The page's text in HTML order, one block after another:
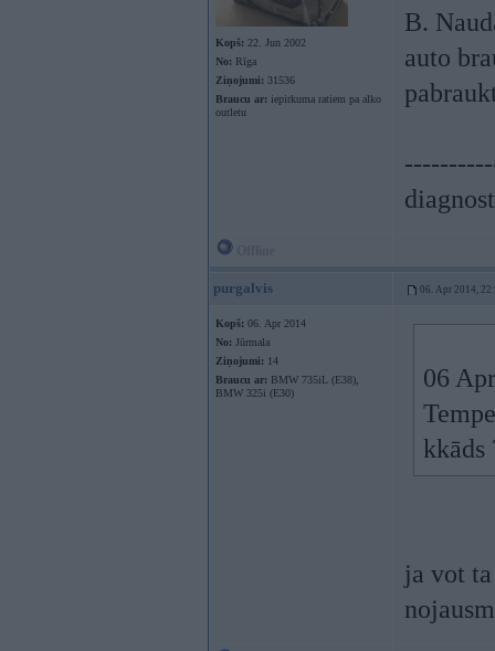
Kopš: 22. Jun 2002
No: Rīga
Ziņojumi: 31536
Braucu ar: iepirkuma ratiem pa alko
outletu
B.
auto
purgalvis 06. Apr 2014,
Kopš: 06. Apr 2014
No: Jūrmala
Ziņojumi: 14
Braucu ar: BMW 735iL (E38),
BMW 325i (E30)
06
kkāds
ja vot